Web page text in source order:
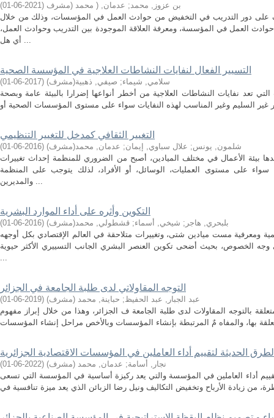
بن عزوز, محمد; عدمان, ( محمد (مشرف (
2021-06-01
)
على دور التدريب في التخفيض من حوادث العمل في المؤسسات، وذلك من خلال
العمل في المؤسسة، ومعرفة العلاقة الموجودة بين التدريب وحوادث العمل،
أي هل ...
التسيير الفعال لنفايات النشاطات العلاجية في المؤسسة الصحية
سلامي, شيماء; صيفي, ذهبية(مشرف) (
2017-06-01
)
التي تعد نفايات النشاطات العلاجية من أخطر أنواعها إضرارا بالبيئة عامة وبصحة
التغيير الثقافي كمدخل للتغيير التنظيمي
شلمون, يونس; علال سباوي, إيمان; عدمان, محمد(مشرف) (
2016-06-01
)
بيئة الأعمال في مختلف الميادين، أصبح من الضروري للمنظمة إحداث تغييرات
سواء على مستوى العمليات، الوسائل، أو الأفراد، لذلك يتوجب على المنظمة
والمديرين ...
التكوين وأثره على أداء الموارد البشرية
بلبحري, هاجر ; شيخي, أسماء; قشطولي, محمد(مشرف) (
2016-06-01
)
ومعرفية مست ميادين شتى، وتغييرات متلاحقة في العالم الإقتصادي بكل أوجهه
وجه الخصوص، بحيث أضحى تكوين العنصر البشري الجانب التسييري الأكثر حيوية
...
التوجه المقاولاتي لدى طلبة الجامعة في الجزائر
عبد الجبار, عبد الحفيظ; حباينة, محمد (مشرف) (
2019-06-01
)
بالتوجه المقاولات لدى طلبة الجامعة ف الجزائر، وهذا من خلال إبراز مفهوم
الحديثة لتقييم أداء العاملين في المؤسسات الاقتصادية الجزائرية
نجار, أسامة; عدمان, محمد (مشرف) (
2022-06-01
)
أداء العاملين في المؤسسة والتي يعد ركيزة أساسية في المؤسسة التي تسعى